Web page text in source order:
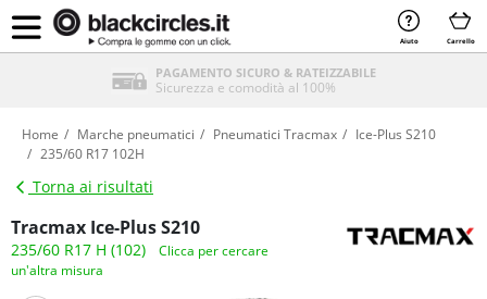
Aiuto Carrello
PAGAMENTO SICURO & RATEIZZABILE
Sicurezza e comodità al 100%
Home Marche pneumatici Pneumatici Tracmax
Ice-Plus S210
235/60 R17 102H
Torna ai risultati
Tracmax Ice-Plus S210
235/60 R17 H (102)
Clicca per cercare
un'altra misura